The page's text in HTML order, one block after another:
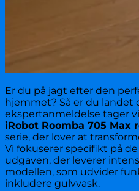
Er du på jagt efter den
hjemmet? Så er du landet
ekspertanmeldelse tager
iRobot Roomba 705 Max
serie, der lover at
Vi fokuserer specifikt på de
udgaven, der leverer
modellen, som udvider
inkludere gulvvask.